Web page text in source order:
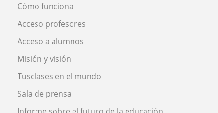
Cómo funciona
Acceso profesores
Acceso a alumnos
Misión y visión
Tusclases en el mundo
Sala de prensa